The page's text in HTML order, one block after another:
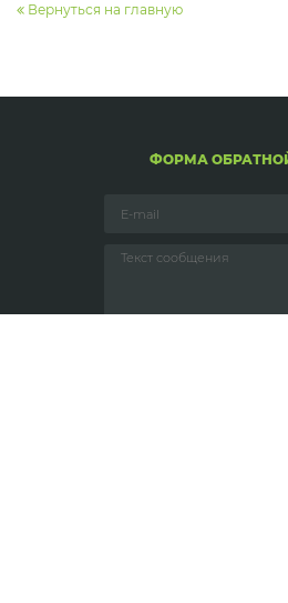
Вернуться на главную
ФОРМА